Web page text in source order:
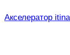
Акселератор